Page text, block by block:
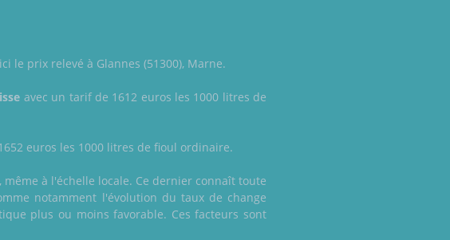
le prix relevé à Glannes (51300), Marne.
avec un tarif de 1612 euros les 1000 litres de
euros les 1000 litres de fioul ordinaire.
à l'échelle locale. Ce dernier connaît toute
notamment l'évolution du taux de change
plus ou moins favorable. Ces facteurs sont